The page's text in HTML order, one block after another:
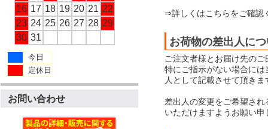
16 17 18 19 20 21 22
23 24 25 26 27 28 29
30 31
今日
定休日
お問い合わせ
⇒詳しくはこちらをご確認
お荷物の差出人に
ご注文者様とお届け先の
特にご指示がない場合に
人として記載させて頂きま
差出人の変更をご希望さ
いただけますようお願い申